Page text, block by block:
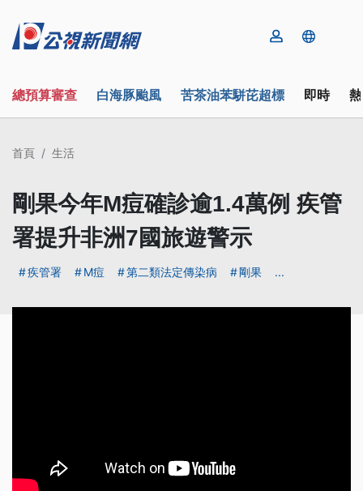
總預算審查 白海豚颱風 苦茶油苯駢芘超標 即時
首頁 生活
剛果今年M痘確診逾1.4萬例 疾管
署提升非洲7國旅遊警示
疾管署 M痘 第二類法定傳染病 剛果 ...